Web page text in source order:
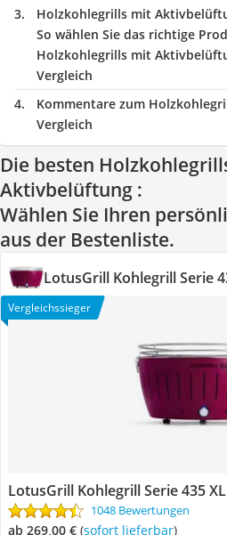
Holzkohlegrills mit
So wählen Sie das richtige
Holzkohlegrills mit
Vergleich
Kommentare zum
Vergleich
Die besten
Aktivbelüftung :
Wählen Sie Ihren
aus der Bestenliste.
LotusGrill Kohlegrill Serie
Vergleichssieger
LotusGrill Kohlegrill Serie 435 XL
1048 Bewertungen
ab 269,00 € ( Sofort lieferbar)